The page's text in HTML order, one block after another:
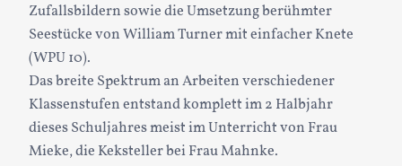
Zufallsbildern sowie die Umsetzung berühmter
Seestücke von William Turner mit einfacher Knete
(WPU 10).
Das breite Spektrum an Arbeiten verschiedener
Klassenstufen entstand komplett im 2 Halbjahr
dieses Schuljahres meist im Unterricht von Frau
Mieke, die Keksteller bei Frau Mahnke.